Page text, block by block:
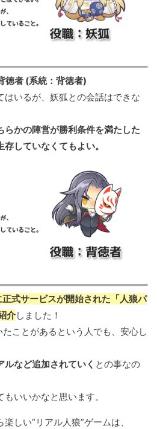
者 (系統：背徳者)
はいるが、妖狐との会話はできな
らかの陣営が勝利条件を満たした
していなくてもよい。
式サービスが開始された「人狼パ
介しました！
ことがあるという人でも、安心し
など追加されていく との事なの
いいかなと思います。
しい“リアル人狼”ゲームは、